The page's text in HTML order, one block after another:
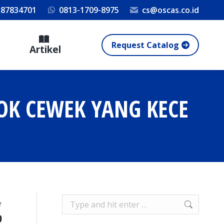
0813-1709-8975 cs@oscas.co.id
Artikel Request Catalog
CEWEK YANG KECE
Search: